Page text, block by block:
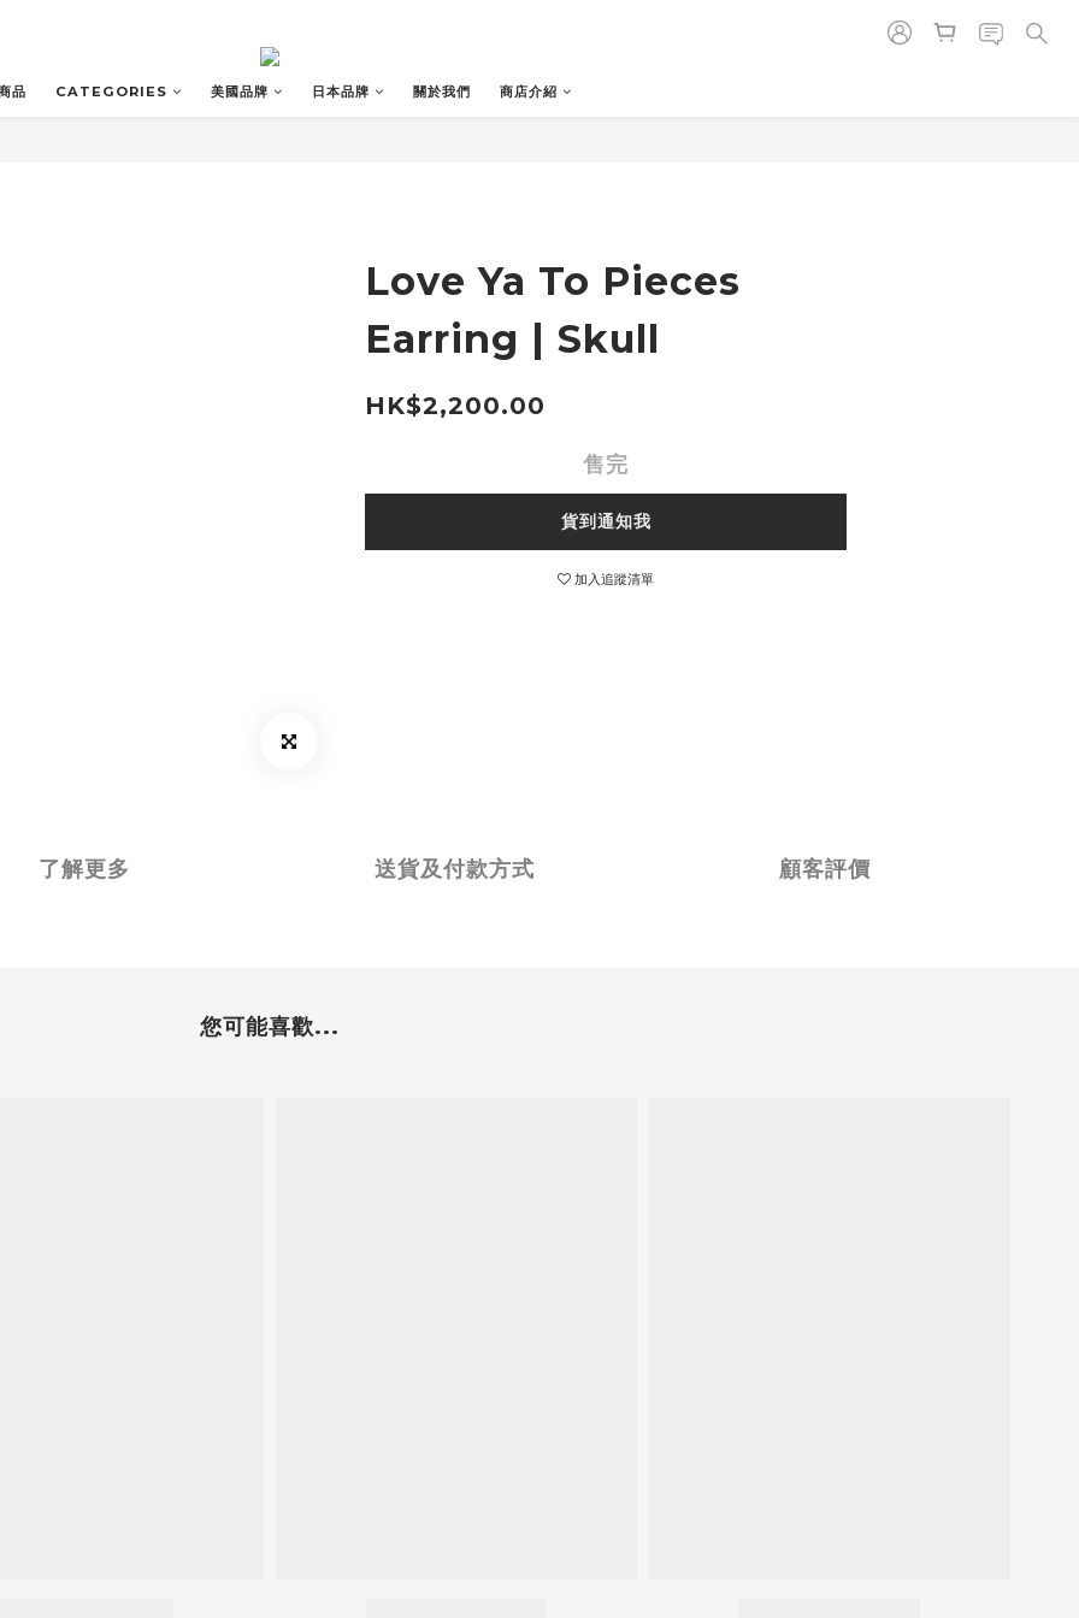
品 CATEGORIES 美國品牌 日本品牌 關於我們 商店介紹
Love Ya To Pieces
Earring | Skull
HK$2,200.00
售完
貨到通知我
加入追蹤清單
了解更多 送貨及付款方式 顧客評價
您可能喜歡...